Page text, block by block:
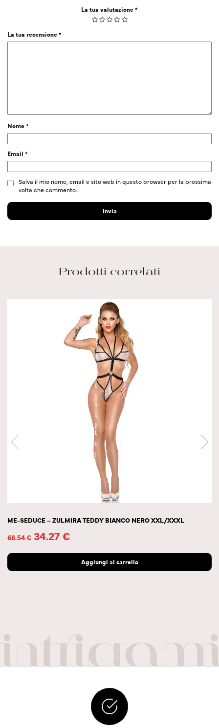
La tua valutazione*
La tua recensione*
Nome*
Email *
Salva il mio nome, email e sito web in questo browser per la prossima
volta che commento.
Prodotti correlati
ME-SEDUCE – ZULMIRA TEDDY BIANCO NERO XXL/XXXL
68.54€ 34.27€
Aggiungi al carrello